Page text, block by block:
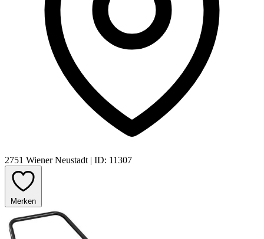
2751 Wiener Neustadt | ID: 11307
Merken